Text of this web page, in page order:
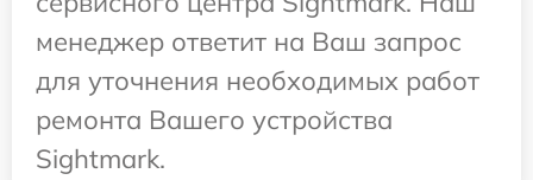
менеджер ответит на Ваш запрос
для уточнения необходимых работ
ремонта Вашего устройства
Sightmark.